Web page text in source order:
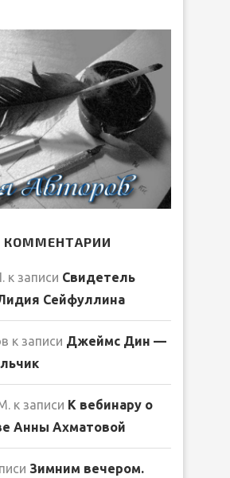
КОММЕНТАРИИ
к записи Свидетель
Сейфуллина
к записи Джеймс Дин —
к записи К вебинару о
Анны Ахматовой
Зимним вечером.